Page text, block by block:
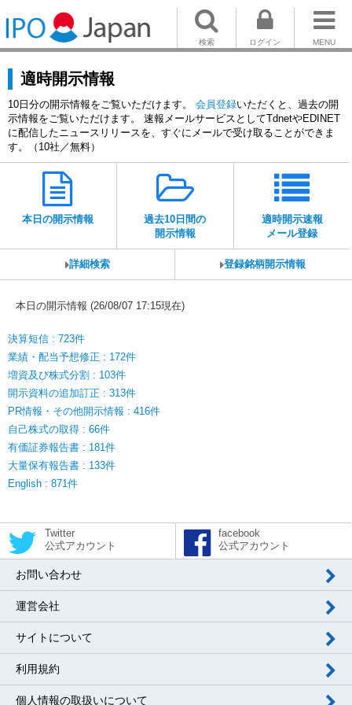
MENU
ログイン
検索
適時開示情報
10日分の開示情報をご覧いただけます。 会員登録いただくと、過去の開
示情報をご覧いただけます。 速報メールサービスとしてTdnetやEDINET
に配信したニュースリリースを、すぐにメールで受け取ることができま
す。（10社／無料）
本日の開示情報
過去10日間の
開示情報
適時開示速報
メール登録
詳細検索 登録銘柄開示情報
本日の開示情報 (26/08/07 17:15現在)
決算短信 : 723件
業績・配当予想修正 : 172件
増資及び株式分割 : 103件
開示資料の追加訂正 : 313件
PR情報・その他開示情報 : 416件
自己株式の取得 : 66件
有価証券報告書 : 181件
大量保有報告書 : 133件
English : 871件
Twitter
公式アカウント
facebook
公式アカウント
お問い合わせ
運営会社
サイトについて
利用規約
個人情報の取扱いについて